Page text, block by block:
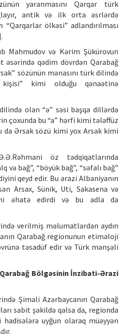
yaranmasını Qarqar türk
antik və ilk orta əsrlərdə
“Qarqarlar ölkəsi” adlandırılması
Mahmudov və Kərim Şükürovun
əsərində qədim dövrdən Qarabağ
sözünün mənasını türk dilində
kimi olduğu qənaətinə
olan “ə” səsi başqa dillərdə
çoxunda bu “a” hərfi kimi tələffüz
da Ərsak sözü kimi yox Arsak kimi
öz tədqiqatlarında
və bağ”, “böyük bağ”, “səfalı bağ”
qeyd edir. Bu ərazi Albaniyanın
Arsax, Sünik, Uti, Sakasena və
əhatə edirdi və bu adla da
verilmiş məlumatlardan aydın
Qarabağ regionunun etimaloji
təsadüf edir və Türk mənşəli
Qarabağ Bölgəsinin İnzibati-Ərazi
Şimali Azərbaycanın Qarabağ
sabit şəkildə qalsa da, regionda
uyğun olaraq müəyyən